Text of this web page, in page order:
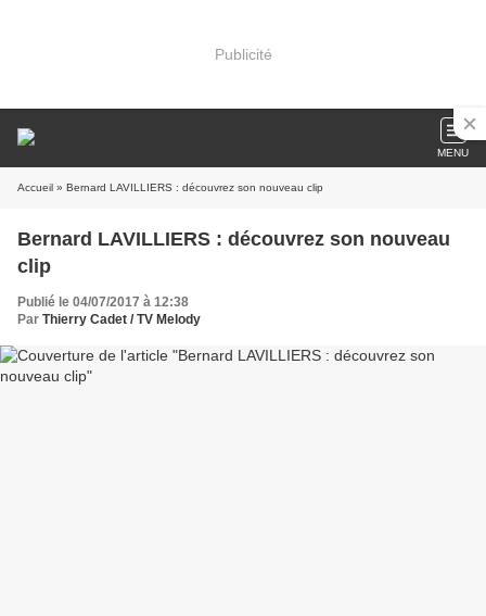
Publicité
MENU
Accueil » Bernard LAVILLIERS : découvrez son nouveau clip
Bernard LAVILLIERS : découvrez son nouveau
clip
Publié le 04/07/2017 à 12:38
Par Thierry Cadet / TV Melody